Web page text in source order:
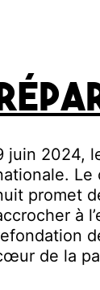
juin 2024,
Le
promet
à
de la